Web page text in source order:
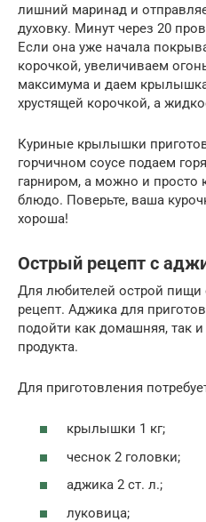
лишний маринад и
духовку. Минут через 20
Если она уже начала
корочкой, увеличиваем
максимума и даем
хрустящей корочкой, а
Куриные крылышки
горчичном соусе подаем
гарниром, а можно и просто
блюдо. Поверьте, ваша
хороша!
Острый рецепт с
Для любителей острой пищи
рецепт. Аджика для
подойти как домашняя, так
продукта.
Для приготовления
крылышки 1 кг;
чеснок 2 головки;
аджика 2 ст. л.;
луковица;